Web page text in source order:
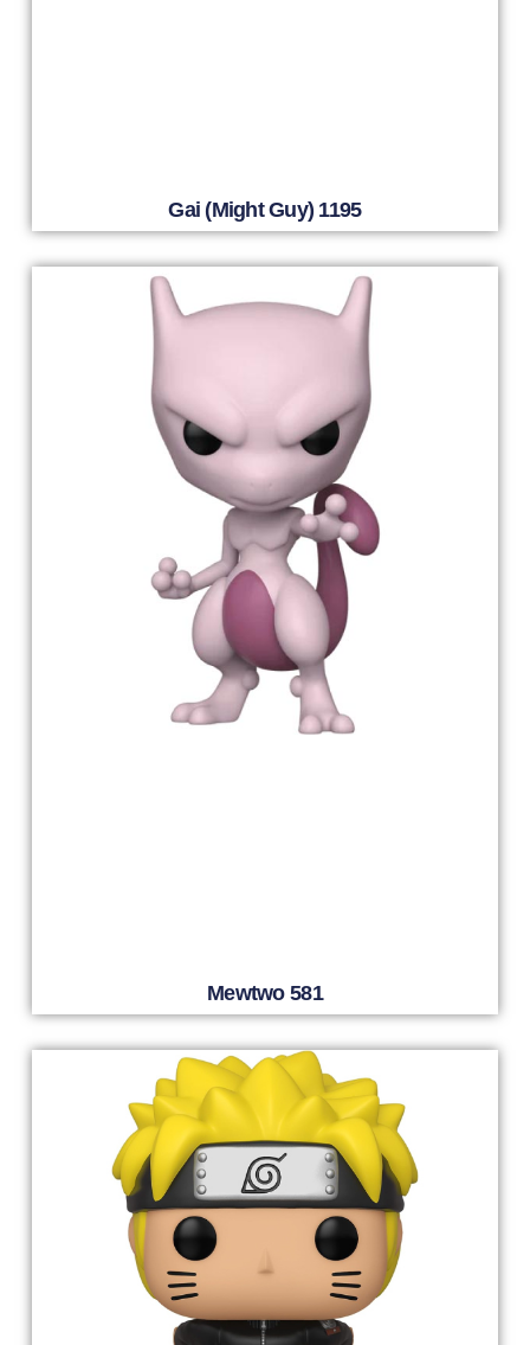
Gai (Might Guy) 1195
Mewtwo 581